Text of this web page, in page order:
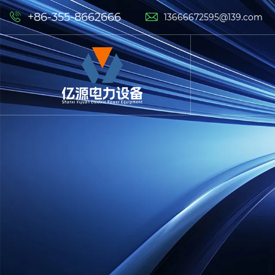
 +86-355-8662666  13666672595@139.com